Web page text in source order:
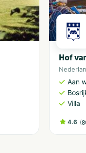
Hof
Aan
Villa
4.6 (